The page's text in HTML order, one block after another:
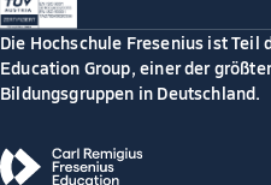
Die Hochschule Fresenius ist Teil
Education Group, einer der
Bildungsgruppen in Deutschland.